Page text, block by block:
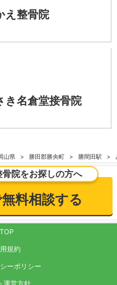
え整骨院
き名倉堂接骨院
山県 勝田郡勝央町 勝間田駅
院をお探しの方へ
料相談する
TOP
規約
ーポリシー
運営方針